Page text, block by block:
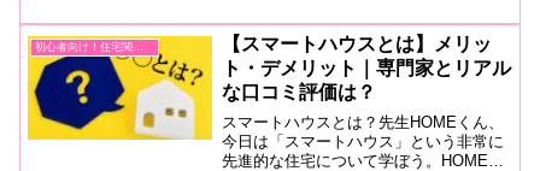
初心者向け！住宅関連用語
【スマートハウスとは】メリッ
ト・デメリット｜専門家とリアル
な口コミ評価は？
スマートハウスとは？先生HOMEくん、
今日は「スマートハウス」という非常に
先進的な住宅について学ぼう。HOMEく